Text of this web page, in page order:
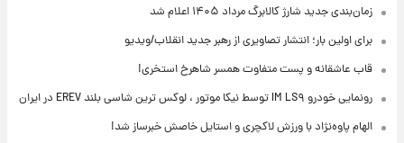
زمان‌بندی جدید شارژ کالابرگ مرداد ۱۴۰۵ اعلام شد
برای اولین بار؛ انتشار تصاویری از رهبر جدید انقلاب/ویدیو
قاب عاشقانه و پست متفاوت همسر شاهرخ استخری!
رونمایی خودرو IM LS۹ توسط نیکا موتور ، لوکس ترین شاسی بلند EREV در ایران
الهام پاوه‌نژاد با ورزش لاکچری و استایل خاصش خبرساز شد!